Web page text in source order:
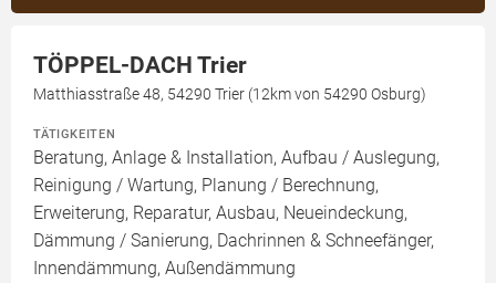
TÖPPEL-DACH Trier
Matthiasstraße 48, 54290 Trier (12km von 54290 Osburg)
TÄTIGKEITEN
Beratung, Anlage & Installation, Aufbau / Auslegung,
Reinigung / Wartung, Planung / Berechnung,
Erweiterung, Reparatur, Ausbau, Neueindeckung,
Dämmung / Sanierung, Dachrinnen & Schneefänger,
Innendämmung, Außendämmung